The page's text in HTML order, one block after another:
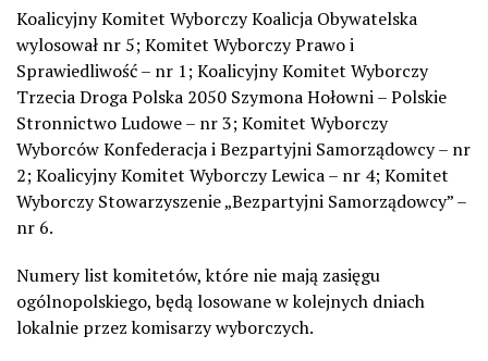
Koalicyjny Komitet Wyborczy Koalicja Obywatelska
wylosował nr 5; Komitet Wyborczy Prawo i
Sprawiedliwość – nr 1; Koalicyjny Komitet Wyborczy
Trzecia Droga Polska 2050 Szymona Hołowni – Polskie
Stronnictwo Ludowe – nr 3; Komitet Wyborczy
Wyborców Konfederacja i Bezpartyjni Samorządowcy – nr
2; Koalicyjny Komitet Wyborczy Lewica – nr 4; Komitet
Wyborczy Stowarzyszenie „Bezpartyjni Samorządowcy” –
nr 6.
Numery list komitetów, które nie mają zasięgu
ogólnopolskiego, będą losowane w kolejnych dniach
lokalnie przez komisarzy wyborczych.